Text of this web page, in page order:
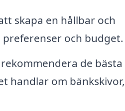
skapa en hållbar och
och budget.
de bästa
handlar om